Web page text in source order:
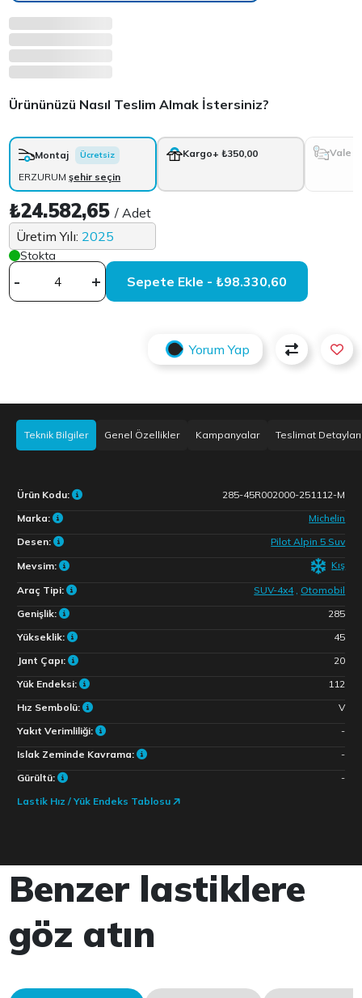
Ürününüzü Nasıl Teslim Almak İstersiniz?
Montaj Ücretsiz
ERZURUMşehir seçin
Kargo+ ₺350,00 Vale
₺24.582,65/ Adet
Üretim Yılı: 2025
Stokta
- + Sepete Ekle - ₺98.330,60
Yorum Yap
Teknik Bilgiler Genel Özellikler Kampanyalar Teslimat Detayları
Ürün Kodu:
285-45R002000-251112-M
Marka:
Michelin
Desen:
Pilot Alpin 5 Suv
Mevsim: Kış
Araç Tipi: SUV-4x4 , Otomobil
Genişlik:
285
Yükseklik:
45
Jant Çapı:
20
Yük Endeksi:
112
Hız Sembolü:
V
Yakıt Verimliliği:
-
Islak Zeminde Kavrama:
-
Gürültü:
-
Lastik Hız / Yük Endeks Tablosu
Benzer lastiklere
göz atın